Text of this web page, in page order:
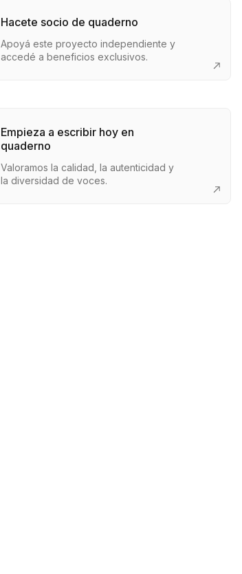
Hacete socio de quaderno
Apoyá este proyecto independiente y
accedé a beneficios exclusivos.
Empieza a escribir hoy en
quaderno
Valoramos la calidad, la autenticidad y
la diversidad de voces.